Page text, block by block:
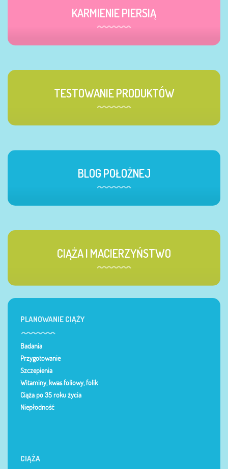
KARMIENIE PIERSIĄ
TESTOWANIE PRODUKTÓW
BLOG POŁOŻNEJ
CIĄŻA I MACIERZYŃSTWO
PLANOWANIE CIĄŻY
Badania
Przygotowanie
Szczepienia
Witaminy, kwas foliowy, folik
Ciąża po 35 roku życia
Niepłodność
CIĄŻA